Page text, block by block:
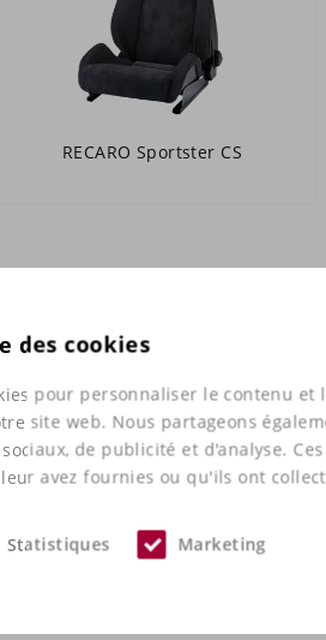
des cookies
pour personnaliser le contenu
site web. Nous partageons
de publicité et d'analyse.
avez fournies ou qu'ils ont
Statistiques Marketing
RECARO Sportster CS